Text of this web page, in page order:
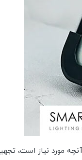
مورد نیاز است،